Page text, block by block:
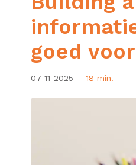
goed
07-11-2025 18 min.